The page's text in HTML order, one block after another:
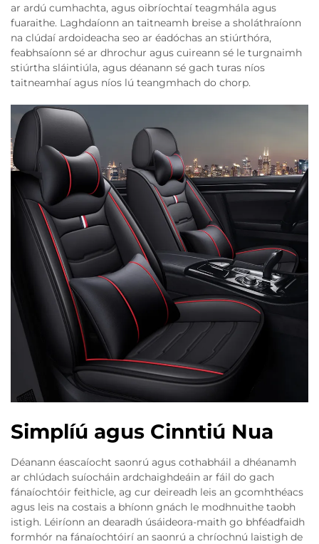
ar ardú cumhachta, agus oibríochtaí teagmhála agus
fuaraithe. Laghdaíonn an taitneamh breise a sholáthraíonn
na clúdaí ardoideacha seo ar éadóchas an stiúrthóra,
feabhsaíonn sé ar dhrochur agus cuireann sé le turgnaimh
stiúrtha sláintiúla, agus déanann sé gach turas níos
taitneamhaí agus níos lú teangmhach do chorp.
Simplíú agus Cinntiú Nua
Déanann éascaíocht saonrú agus cothabháil a dhéanamh
ar chlúdach suíocháin ardchaighdeáin ar fáil do gach
fánaíochtóir feithicle, ag cur deireadh leis an gcomhthéacs
agus leis na costais a bhíonn gnách le modhnuithe taobh
istigh. Léiríonn an dearadh úsáideora-maith go bhféadfaidh
formhór na fánaíochtóirí an saonrú a chríochnú laistigh de